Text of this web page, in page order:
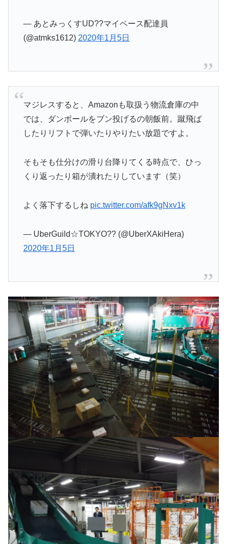
— あとみっくすUD??マイペース配達員
(@atmks1612) 2020年1月5日
マジレスすると、Amazonも取扱う物流倉庫の中
では、ダンボールをブン投げるの朝飯前。蹴飛ば
したりリフトで弾いたりやりたい放題ですよ。
そもそも仕分けの滑り台降りてくる時点で、ひっ
くり返ったり箱が潰れたりしています（笑）
よく落下するしね pic.twitter.com/afk9gNxv1k
— UberGuild☆TOKYO?? (@UberXAkiHera)
2020年1月5日